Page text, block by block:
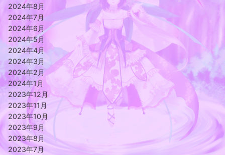
2024年8月
2024年7月
2024年6月
2024年5月
2024年4月
2024年3月
2024年2月
2024年1月
2023年12月
2023年11月
2023年10月
2023年9月
2023年8月
2023年7月